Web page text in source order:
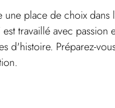
place de choix dans
travaillé avec passion
d'histoire. Préparez-